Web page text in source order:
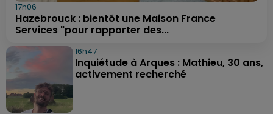
17h06
Hazebrouck : bientôt une Maison France
Services "pour rapporter des...
16h47
Inquiétude à Arques : Mathieu, 30 ans,
activement recherché